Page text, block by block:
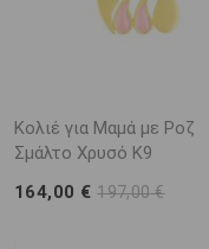
Κολιέ για Μαμά με Ροζ
Σμάλτο Χρυσό K9
164,00 €197,00 €